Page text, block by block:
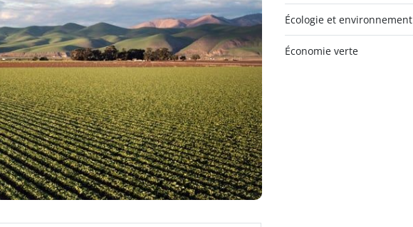
Écologie et environnement
Économie verte